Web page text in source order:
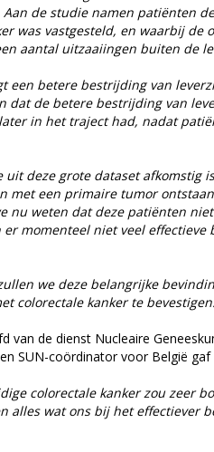
de studie namen patiënten
was vastgesteld, en waarbij de
aantal uitzaaiingen buiten de
een betere bestrijding van
dat de betere bestrijding van
in het traject had, nadat
deze grote dataset afkomstig
met een primaire tumor
nu weten dat deze patiënten
momenteel niet veel
we deze belangrijke
colorectale kanker te
van de dienst Nucleaire
SUN-coördinator voor België
colorectale kanker zou zeer
alles wat ons bij het effectiever